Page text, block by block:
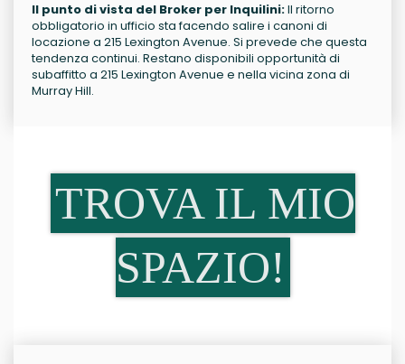
Il punto di vista del Broker per Inquilini:Il ritorno
obbligatorio in ufficio sta facendo salire i canoni di
locazione a 215 Lexington Avenue. Si prevede che questa
tendenza continui. Restano disponibili opportunità di
subaffitto a 215 Lexington Avenue e nella vicina zona di
Murray Hill.
TROVA IL MIO
SPAZIO!